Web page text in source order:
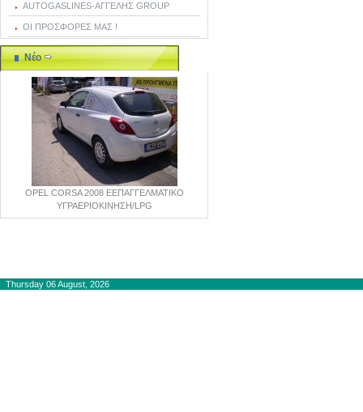
AUTOGASLINES-ΑΓΓΕΛΗΣ GROUP
ΟΙ ΠΡΟΣΦΟΡΕΣ ΜΑΣ !
Νέο
OPEL CORSA 2008 EΕΠΑΓΓΕΛΜΑΤΙΚΟ
ΥΓΡΑΕΡΙΟΚΙΝΗΣΗ/LPG
Thursday 06 August, 2026